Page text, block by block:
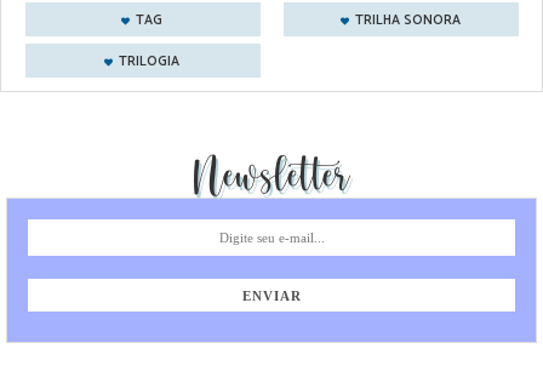
TAG
TRILHA SONORA
TRILOGIA
Newsletter